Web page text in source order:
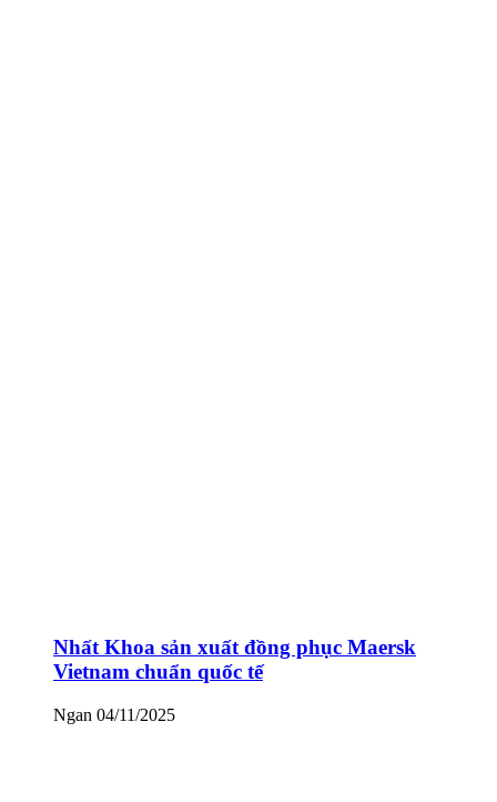
Nhất Khoa sản xuất đồng phục Maersk
Vietnam chuẩn quốc tế
Ngan 04/11/2025